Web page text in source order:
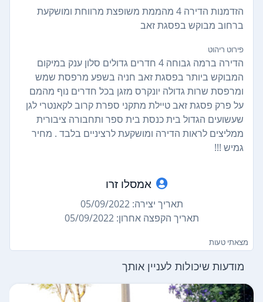
הזדמנות הדירה 4 מהממת משופצת מרווחת ומושקעת
ברחוב מבוקש בפסגת זאב
פירוט ריהוט
הדירה ברמה גבוחה 4 חדרים גדולים סלון ענק במיקום
המבוקש ביותר בפסגת זאב חניה בשפע מרפסת שמש
ומרפסת שרות גדולה יונקרס מזגן בכל חדרים נוף מהמם
על פרק פסגת זאב טיילת מתקני ספרת קרוב לקאנטרי לגן
שעשועים הגדול בית כנסת בית ספר ותחבורה ציבורית
ממליצים לראות הדירה ומושקעת לרציניים בלבד . מחיר
גמיש !!!
אמסלו זרו
תאריך יצירה: 05/09/2022
תאריך הקפצה אחרון: 05/09/2022
מצאתי טעות
מודעות שיכולות לעניין אותך